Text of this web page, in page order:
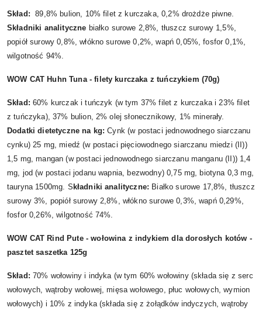
Skład: 89,8% bulion, 10% filet z kurczaka, 0,2% drożdże piwne.
Składniki analityczne białko surowe 2,8%, tłuszcz surowy 1,5%,
popiół surowy 0,8%, włókno surowe 0,2%, wapń 0,05%, fosfor 0,1%,
wilgotność 94%.
WOW CAT Huhn Tuna - filety kurczaka z tuńczykiem (70g)
Skład:60% kurczak i tuńczyk (w tym 37% filet z kurczaka i 23% filet
z tuńczyka), 37% bulion, 2% olej słonecznikowy, 1% minerały.
Dodatki dietetyczne na kg: Cynk (w postaci jednowodnego siarczanu
cynku) 25 mg, miedź (w postaci pięciowodnego siarczanu miedzi (II))
1,5 mg, mangan (w postaci jednowodnego siarczanu manganu (II)) 1,4
mg, jod (w postaci jodanu wapnia, bezwodny) 0,75 mg, biotyna 0,3 mg,
tauryna 1500mg. S kładniki analityczne: Białko surowe 17,8%, tłuszcz
surowy 3%, popiół surowy 2,8%, włókno surowe 0,3%, wapń 0,29%,
fosfor 0,26%, wilgotność 74%.
WOW CAT Rind Pute - wołowina z indykiem dla dorosłych kotów -
pasztet saszetka 125g
Skład: 70% wołowiny i indyka (w tym 60% wołowiny (składa się z serc
wołowych, wątroby wołowej, mięsa wołowego, płuc wołowych, wymion
wołowych) i 10% z indyka (składa się z żołądków indyczych, wątroby